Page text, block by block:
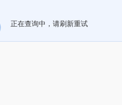
正在查询中，请刷新重试